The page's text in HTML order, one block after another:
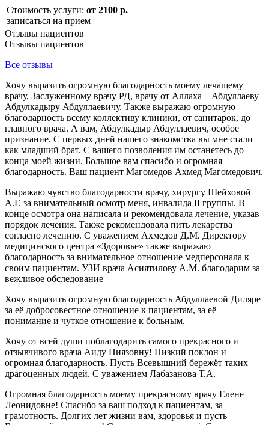
Стоимость услуги: от 2100 р.
записаться на прием
Отзывы пациентов
Отзывы пациентов
Все отзывы
Хочу выразить огромную благодарность моему лечащему
врачу, Заслуженному врачу РД, врачу от Аллаха – Абдуллаеву
Абдулкадыру Абдуллаевичу. Также выражаю огромную
благодарность всему коллективу клиники, от санитарок, до
главного врача. А вам, Абдулкадыр Абдуллаевич, особое
признание. С первых дней нашего знакомства вы мне стали
как младший брат. С вашего позволения им останетесь до
конца моей жизни. Большое вам спасибо и огромная
благодарность. Ваш пациент Магомедов Ахмед Магомедович.
Выражаю чувство благодарности врачу, хирургу Шейховой
А.Г. за внимательный осмотр меня, инвалида II группы. В
конце осмотра она написала и рекомендовала лечение, указав
порядок лечения. Также рекомендовала пить лекарства
согласно лечению. С уважением Ахмедов Д.М. Директору
медицинского центра «Здоровье» также выражаю
благодарность за внимательное отношение медперсонала к
своим пациентам. УЗИ врача Асиятилову А.М. благодарим за
вежливое обследование
Хочу выразить огромную благодарность Абдуллаевой Диляре
за её добросовестное отношение к пациентам, за её
понимание и чуткое отношение к больным.
Хочу от всей души поблагодарить самого прекрасного и
отзывчивого врача Аиду Ниязовну! Низкий поклон и
огромная благодарность. Пусть Всевышний бережёт таких
драгоценных людей. С уважением Лабазанова Т.А.
Огромная благодарность моему прекрасному врачу Елене
Леонидовне! Спасибо за ваш подход к пациентам, за
грамотность. Долгих лет жизни вам, здоровья и пусть